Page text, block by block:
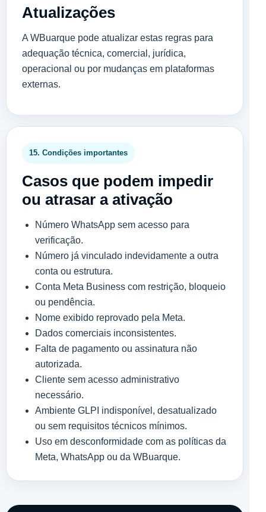
Atualizações
A WBuarque pode atualizar estas regras para
adequação técnica, comercial, jurídica,
operacional ou por mudanças em plataformas
externas.
15. Condições importantes
Casos que podem impedir
ou atrasar a ativação
Número WhatsApp sem acesso para
verificação.
Número já vinculado indevidamente a outra
conta ou estrutura.
Conta Meta Business com restrição, bloqueio
ou pendência.
Nome exibido reprovado pela Meta.
Dados comerciais inconsistentes.
Falta de pagamento ou assinatura não
autorizada.
Cliente sem acesso administrativo
necessário.
Ambiente GLPI indisponível, desatualizado
ou sem requisitos técnicos mínimos.
Uso em desconformidade com as políticas da
Meta, WhatsApp ou da WBuarque.